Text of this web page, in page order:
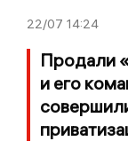
22/07 14:24
Продали
и его